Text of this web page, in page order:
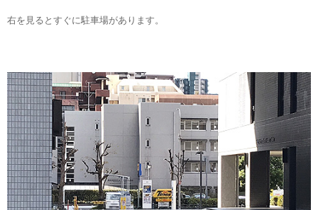
右を見るとすぐに駐車場があります。